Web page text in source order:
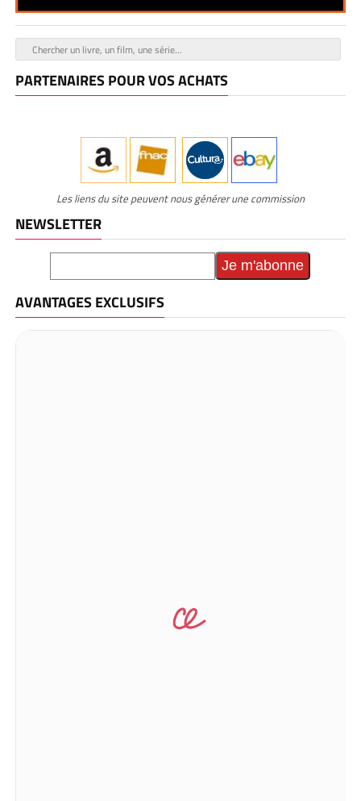
PARTENAIRES POUR VOS ACHATS
Les liens du site peuvent nous générer une commission
NEWSLETTER
AVANTAGES EXCLUSIFS